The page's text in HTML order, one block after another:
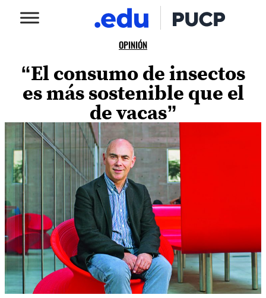
OPINIÓN
“El consumo de insectos
es más sostenible que el
de vacas”